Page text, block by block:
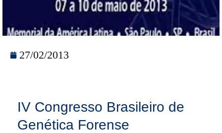
27/02/2013
IV Congresso Brasileiro de
Genética Forense